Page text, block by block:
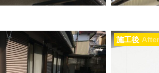
施工後 After